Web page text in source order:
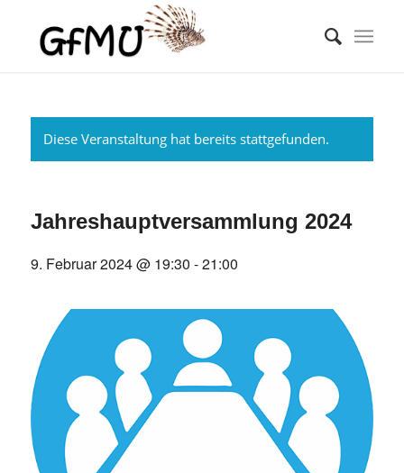
Diese Veranstaltung hat bereits stattgefunden.
Jahreshauptversammlung 2024
9. Februar 2024 @ 19:30 -21:00